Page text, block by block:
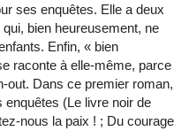
ses enquêtes. Elle a deux
bien heureusement, ne
Enfin, « bien
raconte à elle-même, parce
out. Dans ce premier roman,
enquêtes (Le livre noir de
nous la paix ! ; Du courage